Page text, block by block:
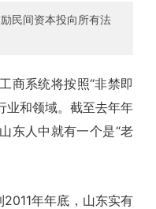
民间资本投向所有法
系统将按照“非禁即
业和领域。截至去年年
东人中就有一个是“老
年年底，山东实有